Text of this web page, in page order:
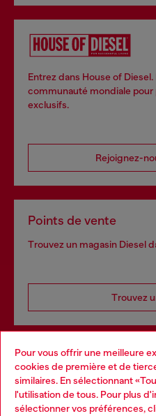
Pour vous offrir une meilleure
cookies de première et de
similaires. En sélectionnant
l'utilisation de tous. Pour plus
sélectionner vos préférences,
Entrez dans House of
communauté mondiale
exclusifs.
Rejoignez-
Points de vente
Trouvez un magasin Diesel
Trouvez
Services omnicanaux
Découvrez tous nos
Choose your location